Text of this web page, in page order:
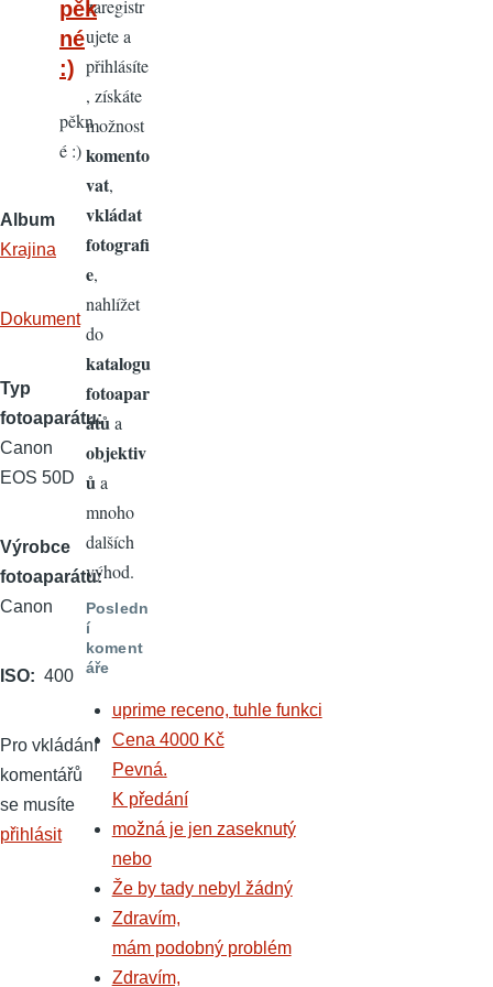
pěk
né
:)
pěkn
é :)
Album
Krajina
Dokument
Typ
fotoaparátu
Canon
EOS 50D
Výrobce
fotoaparátu
Canon
ISO 400
Pro vkládání
komentářů
se musíte
přihlásit
zaregistr
ujete a
přihlásíte
, získáte
možnost
komento
vat,
vkládat
fotografi
e,
nahlížet
do
katalogu
fotoapar
átů a
objektiv
ů a
mnoho
dalších
výhod.
Posledn
í
koment
áře
uprime receno, tuhle funkci
Cena 4000 Kč
Pevná.
K předání
možná je jen zaseknutý
nebo
Že by tady nebyl žádný
Zdravím,
mám podobný problém
Zdravím,